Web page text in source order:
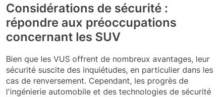
Considérations de sécurité :
répondre aux préoccupations
concernant les SUV
Bien que les VUS offrent de nombreux avantages, leur
sécurité suscite des inquiétudes, en particulier dans les
cas de renversement. Cependant, les progrès de
l'ingénierie automobile et des technologies de sécurité